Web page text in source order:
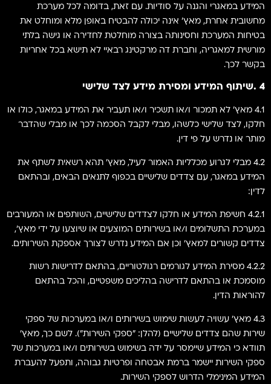
המידע במאגרי והגנה על סודיות. עם זאת, בדומה לכל מערכת
מחשובית אחרת, מאץ' אינה יכולה להבטיח באופן מלא ומוחלט את
בטיחות המערכת וחסינותה בצורה מוחלטת לחדירה או גישה בלתי
מורשית למאגריה, וחברת דה מרקטינג רבאיי לא תישא בכל אחריות
בקשר לכך.
4 .שיתוף המידע ומסירת מידע לצד שלישי
4.1 מאץ' לא תמכור ו/או תשכיר ו/או תעביר את המידע במאגר, כולו או
חלקו, לצד שלישי כלשהו, מבלי לקבל הסכמה לכך או מבלי שהדבר
מותר או נדרש על פי דין.
4.2 מבלי לגרוע מכלליות האמור לעיל, מאץ' תהא רשאית לשתף את
המידע במאגר, עם צדדים שלישיים בכפוף לתנאים הבאים, ובהתאם
לדין:
4.2.1 חשיפת המידע או חלקו לצדדים שלישיים, השותפים או המעורבים
במערכת התשלומים ו/או בשירותים המוצעים או שיוצעו על ידי מאץ',
צדדים קשורים למאץ' וכן אם המידע נדרש לצורך אספקת השירותים.
4.2.2 מסירת המידע לגורמים רגולטוריים, בהתאם לדרישות רשות
מוסמכת או בהתאם לדרישה בהליכים משפטיים, והכל בהתאם
להוראות הדין.
4.3 מאץ' עשויה לעשות שימוש בשירותים ו/או במערכות של ספקי
שירות שהם צדדים שלישיים (להלן: "ספקי השירות"). לשם כך, מאץ'
תוודא כי המידע שיימסר על ידה בשימוש בשירותים ו/או במערכות של
ספקי השירות יישמר ברמת אבטחה ופרטיות גבוהה, ותפעל להעברת
המידע המינימלי הדרוש לספקי השירות.